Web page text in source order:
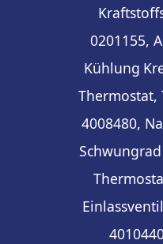
0201155,
Kühlung
Thermostat,
4008480,
Schwungrad
Einlassventil